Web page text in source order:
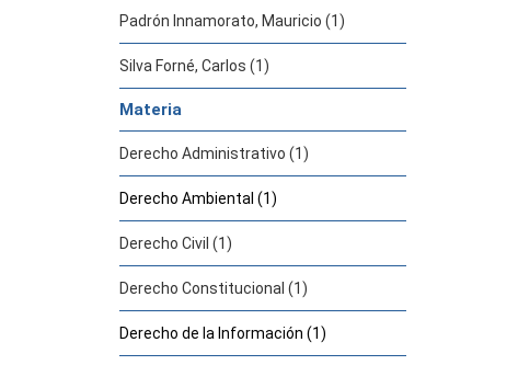
Padrón Innamorato, Mauricio (1)
Silva Forné, Carlos (1)
Materia
Derecho Administrativo (1)
Derecho Ambiental (1)
Derecho Civil (1)
Derecho Constitucional (1)
Derecho de la Información (1)